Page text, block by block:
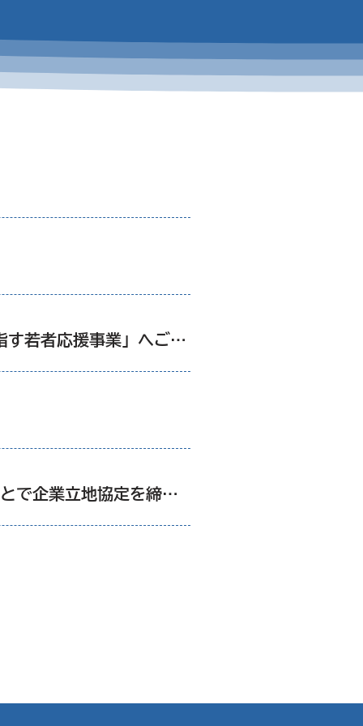
ユナイテッド・セミコンダクター・ジャパン株式会社 様から「世界を目指す若者応援事業」へご寄付をいただきました
ユナイテッド・セミコンダクター・ジャパン株式会社と、桑名市、三重県とで企業立地協定を締結しました。